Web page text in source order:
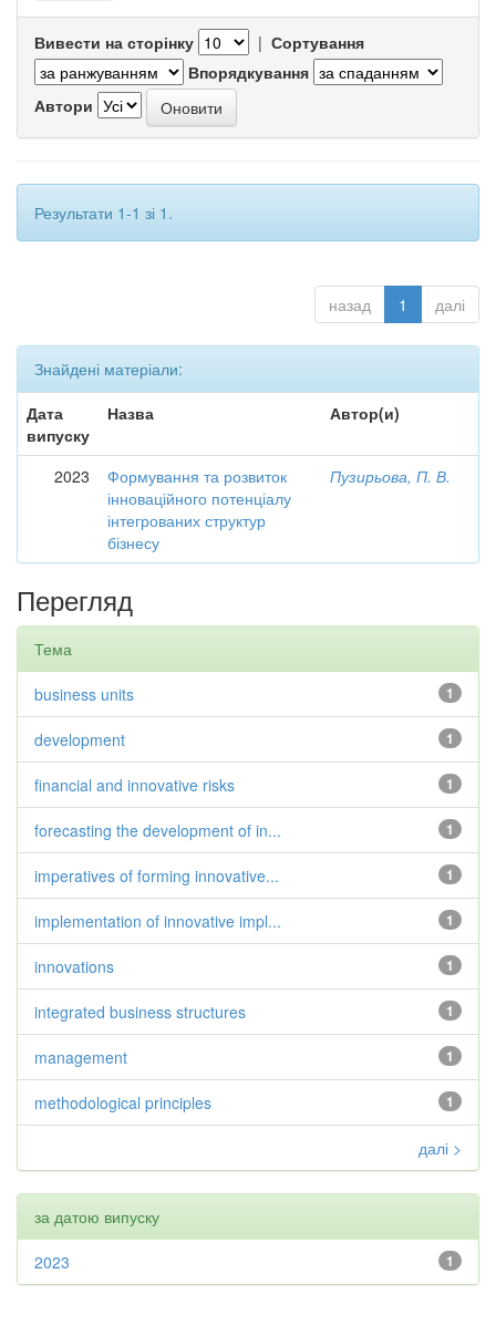
Вивести на сторінку | Сортування
Впорядкування
Автори
Результати 1-1 зі 1.
назад 1 далі
Знайдені матеріали:
Дата
випуску
Назва Автор(и)
2023
Формування та розвиток
інноваційного потенціалу
інтегрованих структур
бізнесу
Пузирьова, П. В.
Перегляд
Тема
1
business units
1
development
1
financial and innovative risks
1
forecasting the development of in...
1
imperatives of forming innovative...
1
implementation of innovative impl...
1
innovations
1
integrated business structures
1
management
1
methodological principles
далі >
за датою випуску
1
2023